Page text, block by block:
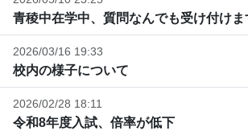
青稜中在学中、質問なんでも受け付けま
2026/03/16 19:33
校内の様子について
2026/02/28 18:11
令和8年度入試、倍率が低下